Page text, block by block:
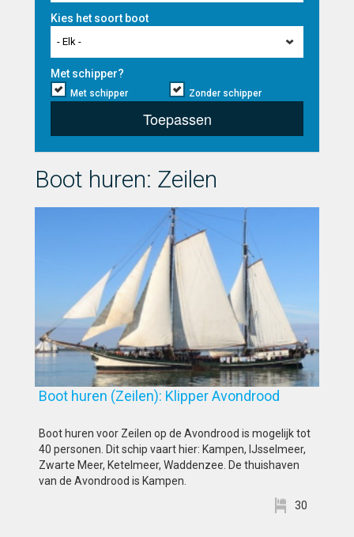
Kies het soort boot
- Elk -
Met schipper?
Met schipper Zonder schipper
Toepassen
Boot huren: Zeilen
Boot huren (Zeilen): Klipper Avondrood
Boot huren voor Zeilen op de Avondrood is mogelijk tot
40 personen. Dit schip vaart hier: Kampen, IJsselmeer,
Zwarte Meer, Ketelmeer, Waddenzee. De thuishaven
van de Avondrood is Kampen.
30